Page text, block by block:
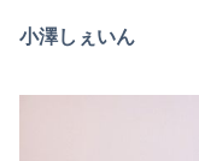
小澤しぇいん